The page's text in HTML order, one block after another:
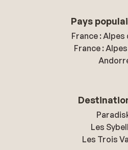
Pays
France : Alpes
France :
Les
Les Trois